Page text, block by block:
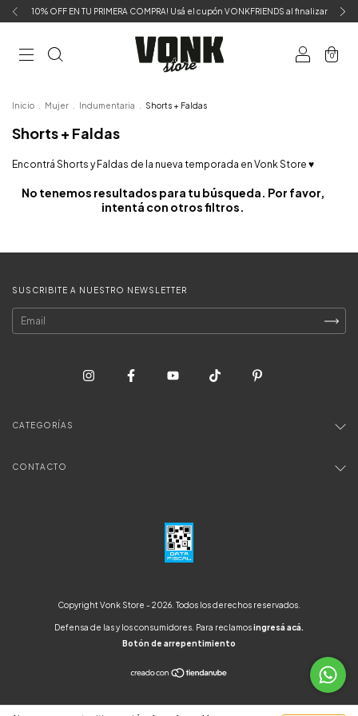
10% OFF EN TU PRIMERA COMPRA! Usá el cupón VONKFRIENDS al finalizar
0
Inicio Mujer Indumentaria Shorts + Faldas
Shorts + Faldas
Encontrá Shorts y Faldas de la nueva temporada en Vonk Store ♥
No tenemos resultados para tu búsqueda. Por favor,
intentá con otros filtros.
SUSCRIBITE A NUESTRO NEWSLETTER
CATEGORÍAS
CONTACTO
Copyright Vonk Store - 2026. Todos los derechos reservados.
Defensa de las y los consumidores. Para reclamosingresá acá.
Botón de arrepentimiento